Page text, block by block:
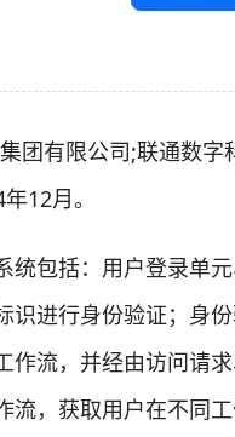
有限公司;联通数字
12月。
包括：用户登录单
进行身份验证；身
流，并经由访问请
，获取用户在不同